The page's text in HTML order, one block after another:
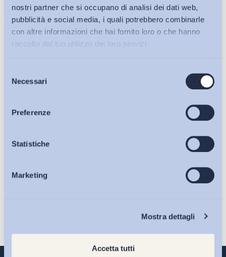
nostri partner che si occupano di analisi dei dati web,
pubblicità e social media, i quali potrebbero combinarle
con altre informazioni che hai fornito loro o che hanno
raccolto dal tuo utilizzo dei loro servizi.
delNecessari
Preferenze
Statistiche
Marketing
Mostra dettagli
Accetta tutti
Bollettini ADAPT
Articoli
Osservatori
Eventi
Ho letto e Accetto il trattamento dei dati personali descritti
Iscriviti